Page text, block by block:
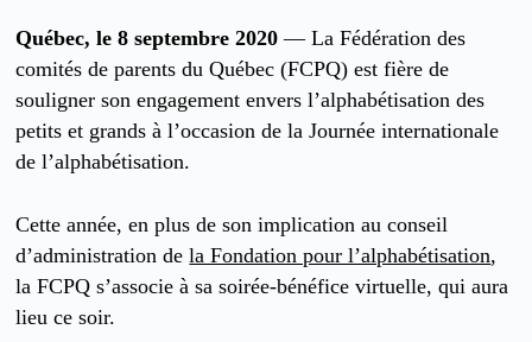
Québec, le 8 septembre 2020 — La Fédération des
comités de parents du Québec (FCPQ) est fière de
souligner son engagement envers l’alphabétisation des
petits et grands à l’occasion de la Journée internationale
de l’alphabétisation.
Cette année, en plus de son implication au conseil
d’administration dela Fondation pour l’alphabétisation,
la FCPQ s’associe à sa soirée-bénéfice virtuelle, qui aura
lieu ce soir.